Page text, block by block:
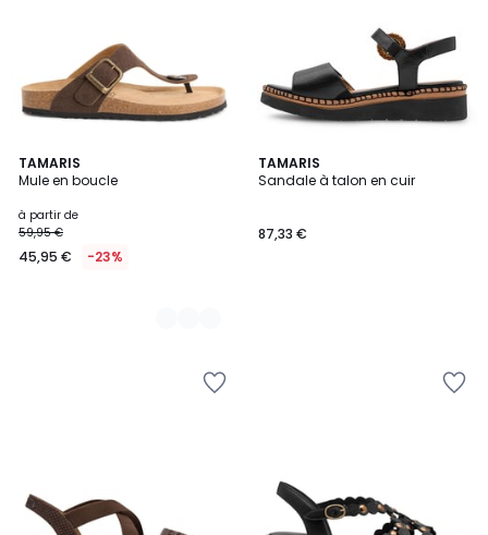
TAMARIS
Mule en boucle
à partir de
59,95 €
45,95 € -23%
5
Couleurs
TAMARIS
Sandale à talon en cuir
87,33 €